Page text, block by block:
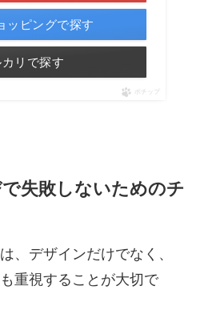
ッピングで探す
カリで探す
ポチップ
失敗しないためのチ
、デザインだけでなく、
重視することが大切で